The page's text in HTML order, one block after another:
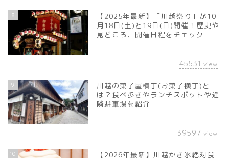
8
【2025年最新】「川越祭り」が10
月18日(土)と19日(日)開催！歴史や
見どころ、開催日程をチェック
45531 view
9
川越の菓子屋横丁(お菓子横丁)と
は？食べ歩きやランチスポットや近
隣駐車場を紹介
39597 view
10
【2026年最新】川越かき氷絶対食